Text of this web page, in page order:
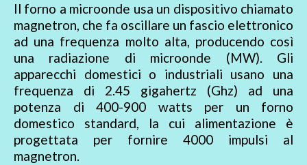
Il forno a microonde usa un dispositivo chiamato
magnetron, che fa oscillare un fascio elettronico
ad una frequenza molto alta, producendo così
una radiazione di microonde (MW). Gli
apparecchi domestici o industriali usano una
frequenza di 2.45 gigahertz (Ghz) ad una
potenza di 400-900 watts per un forno
domestico standard, la cui alimentazione è
progettata per fornire 4000 impulsi al
magnetron.